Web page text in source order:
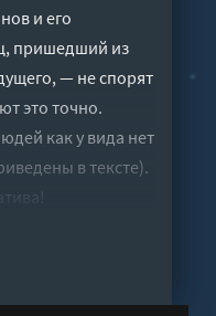
и его
пришедший из
— не спорят
это точно.
как у вида нет
в тексте).